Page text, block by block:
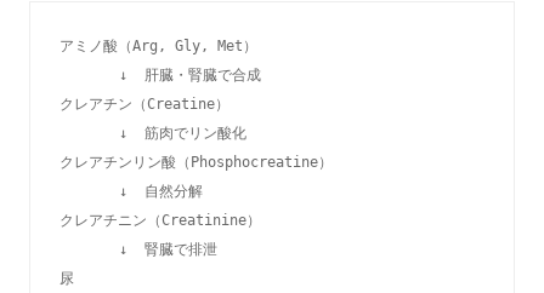
アミノ酸（Arg, Gly, Met）
       ↓  肝臓・腎臓で合成
クレアチン（Creatine）
       ↓  筋肉でリン酸化
クレアチンリン酸（Phosphocreatine）
       ↓  自然分解
クレアチニン（Creatinine）
       ↓  腎臓で排泄